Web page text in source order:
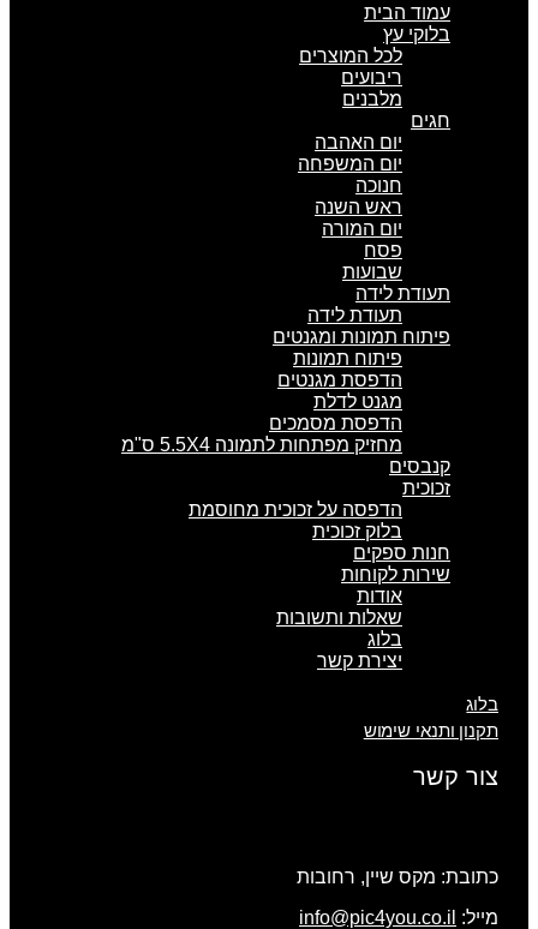
עמוד הבית
בלוקי עץ
לכל המוצרים
ריבועים
מלבנים
חגים
יום האהבה
יום המשפחה
חנוכה
ראש השנה
יום המורה
פסח
שבועות
תעודת לידה
תעודת לידה
פיתוח תמונות ומגנטים
פיתוח תמונות
הדפסת מגנטים
מגנט לדלת
הדפסת מסמכים
מחזיק מפתחות לתמונה 5.5X4 ס"מ
קנבסים
זכוכית
הדפסה על זכוכית מחוסמת
בלוק זכוכית
חנות ספקים
שירות לקוחות
אודות
שאלות ותשובות
בלוג
יצירת קשר
בלוג
תקנון ותנאי שימוש
צור קשר
כתובת: מקס שיין, רחובות
מייל: info@pic4you.co.il